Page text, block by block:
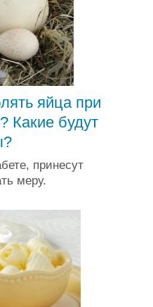
яйца при
Какие будут
принесут
меру.